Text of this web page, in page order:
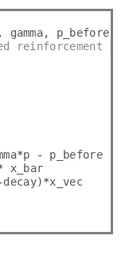
p_before):
reinforcement
*p -
p_before
x_bar
decay)*x_vec